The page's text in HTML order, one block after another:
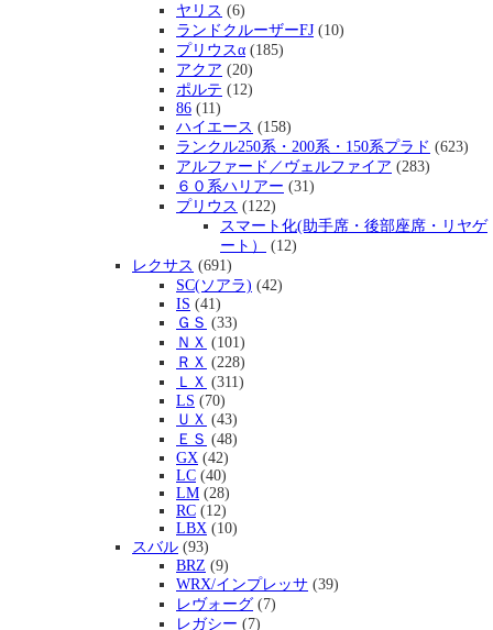
ヤリス (6)
ランドクルーザーFJ (10)
プリウスα (185)
アクア (20)
ポルテ (12)
86 (11)
ハイエース (158)
ランクル250系・200系・150系プラド (623)
アルファード／ヴェルファイア (283)
６０系ハリアー (31)
プリウス (122)
スマート化(助手席・後部座席・リヤゲ
ート）
(12)
レクサス (691)
SC(ソアラ) (42)
IS (41)
ＧＳ (33)
ＮＸ (101)
ＲＸ (228)
ＬＸ (311)
LS (70)
ＵＸ (43)
ＥＳ (48)
GX (42)
LC (40)
LM (28)
RC (12)
LBX (10)
スバル (93)
BRZ (9)
WRX/インプレッサ (39)
レヴォーグ (7)
レガシー (7)